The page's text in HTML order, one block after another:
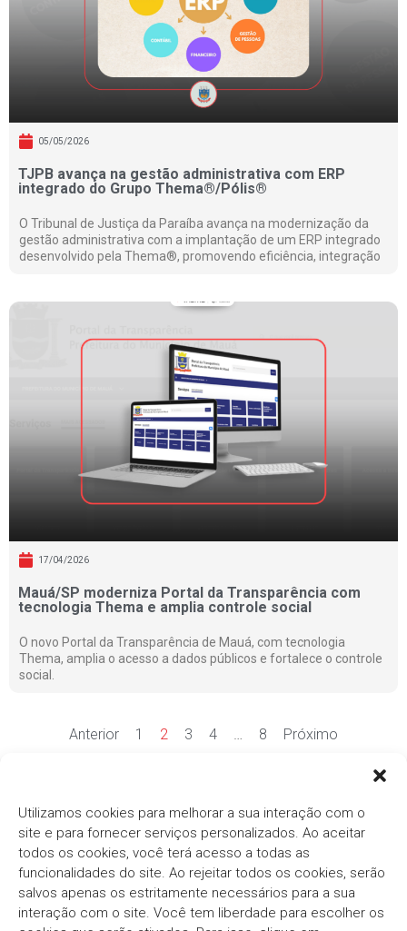
Utilizamos cookies para melhorar a sua interação com o
site e para fornecer serviços personalizados. Ao aceitar
todos os cookies, você terá acesso a todas as
funcionalidades do site. Ao rejeitar todos os cookies, serão
salvos apenas os estritamente necessários para a sua
interação com o site. Você tem liberdade para escolher os
05/05/2026
TJPB avança na gestão administrativa com ERP
integrado do Grupo Thema®/Pólis®
O Tribunal de Justiça da Paraíba avança na modernização da
gestão administrativa com a implantação de um ERP integrado
desenvolvido pela Thema®, promovendo eficiência, integração
17/04/2026
Mauá/SP moderniza Portal da Transparência com
tecnologia Thema e amplia controle social
O novo Portal da Transparência de Mauá, com tecnologia
Thema, amplia o acesso a dados públicos e fortalece o controle
social.
Anterior 1 2 3 4 … 8 Próximo